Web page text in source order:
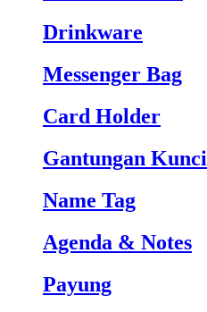
Drinkware
Messenger Bag
Card Holder
Gantungan Kunci
Name Tag
Agenda & Notes
Payung